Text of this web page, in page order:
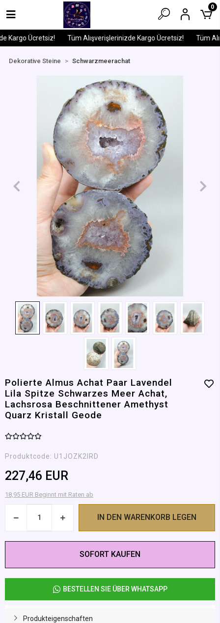
Kargo Ücretsiz! Tüm Alışverişlerinizde Kargo Ücretsiz! Tüm
0
Dekorative Steine Schwarzmeerachat
Polierte Almus Achat Paar Lavendel
Lila Spitze Schwarzes Meer Achat,
Lachsrosa Beschnittener Amethyst
Quarz Kristall Geode
Produktcode: U1JOZK2IRD
227,46 EUR
18,95 EUR Beginnt mit Raten ab
IN DEN WARENKORB LEGEN
SOFORT KAUFEN
BESTELLEN SIE ÜBER WHATSAPP
Produkteigenschaften